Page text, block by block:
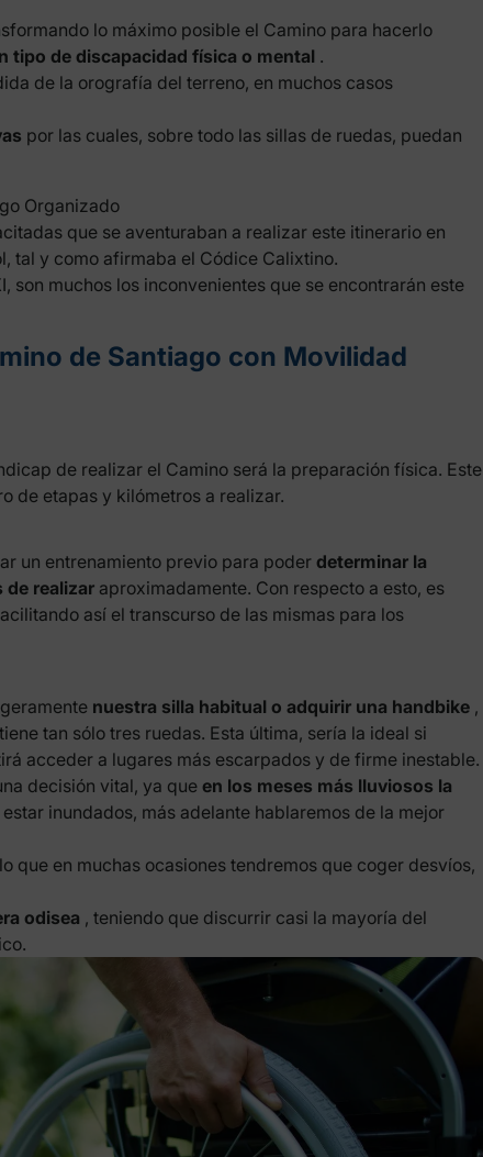
lo máximo posible el Camino para hacerlo
tipo de discapacidad física o mental .
de la orografía del terreno, en muchos casos
por las cuales, sobre todo las sillas de ruedas, puedan
Organizado
que se aventuraban a realizar este itinerario en
tal y como afirmaba el Códice Calixtino.
son muchos los inconvenientes que se encontrarán este
de Santiago con Movilidad
de realizar el Camino será la preparación física. Este
de etapas y kilómetros a realizar.
un entrenamiento previo para poderdeterminar la
de realizar aproximadamente. Con respecto a esto, es
así el transcurso de las mismas para los
nuestra silla habitual o adquirir una handbike ,
tan sólo tres ruedas. Esta última, sería la ideal si
acceder a lugares más escarpados y de firme inestable.
decisión vital, ya queen los meses más lluviosos la
estar inundados, más adelante hablaremos de la mejor
que en muchas ocasiones tendremos que coger desvíos,
odisea , teniendo que discurrir casi la mayoría del